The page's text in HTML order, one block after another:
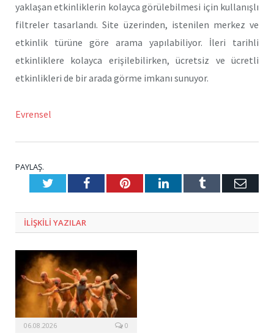
yaklaşan etkinliklerin kolayca görülebilmesi için kullanışlı
filtreler tasarlandı. Site üzerinden, istenilen merkez ve
etkinlik türüne göre arama yapılabiliyor. İleri tarihli
etkinliklere kolayca erişilebilirken, ücretsiz ve ücretli
etkinlikleri de bir arada görme imkanı sunuyor.
Evrensel
PAYLAŞ.
TwitterFacebookPinterestLinkedInTumblr E-
ILIŞKILI YAZILAR
06.08.2026 0